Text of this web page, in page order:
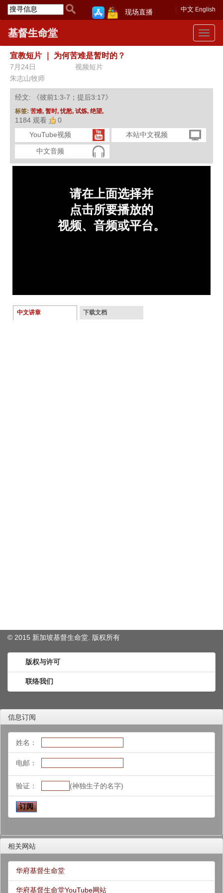
中文 English
现场直播
Toggle
基督生命堂
宣教短片 为何苦难是暂时的？
7月24日
视频短片
朱志山牧师
经文: 《彼前1:3-7；提后3:17》
标签: 苦难, 暂时,忧愁, 试炼, 绝望,
1184 观看
0
YouTube视频
本站中文视频
中文音频
中文讲章 下载文档
© 2015 新加坡基督生命堂. 版权所有
版权与许可
联络我们
信息订阅
姓名：
电邮：
验证： (神独生子的名字)
相关网站
华府基督生命堂
华府基督生命堂YouTube网站